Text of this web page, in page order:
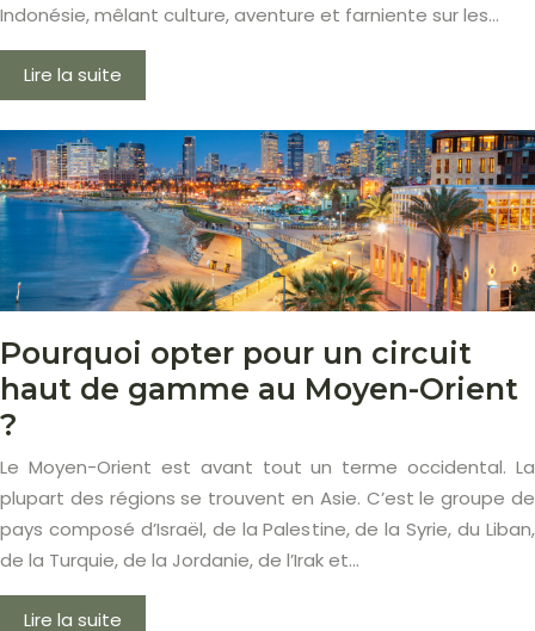
Indonésie, mêlant culture, aventure et farniente sur les…
Lire la suite
Pourquoi opter pour un circuit
haut de gamme au Moyen-Orient
?
Le Moyen-Orient est avant tout un terme occidental. La
plupart des régions se trouvent en Asie. C’est le groupe de
pays composé d’Israël, de la Palestine, de la Syrie, du Liban,
de la Turquie, de la Jordanie, de l’Irak et…
Lire la suite